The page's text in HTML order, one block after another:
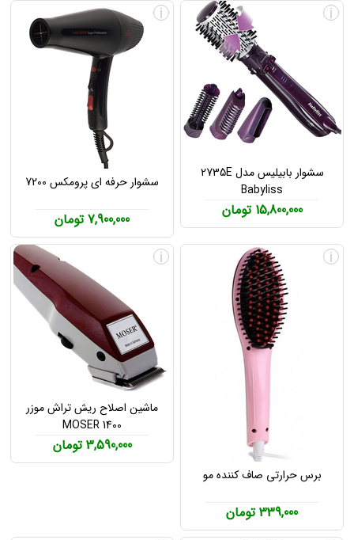
سشوار بابیلیس مدل 2735E
Babyliss
15,800,000 تومان
i
سشوار حرفه ای پرومکس 7200
7,900,000 تومان
i
برس حرارتی صاف کننده مو
339,000 تومان
i
ماشین اصلاح ریش تراش موزر
MOSER 1400
3,590,000 تومان
i